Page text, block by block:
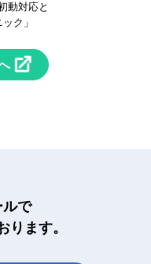
動対応と
ク」
ルで
ります。